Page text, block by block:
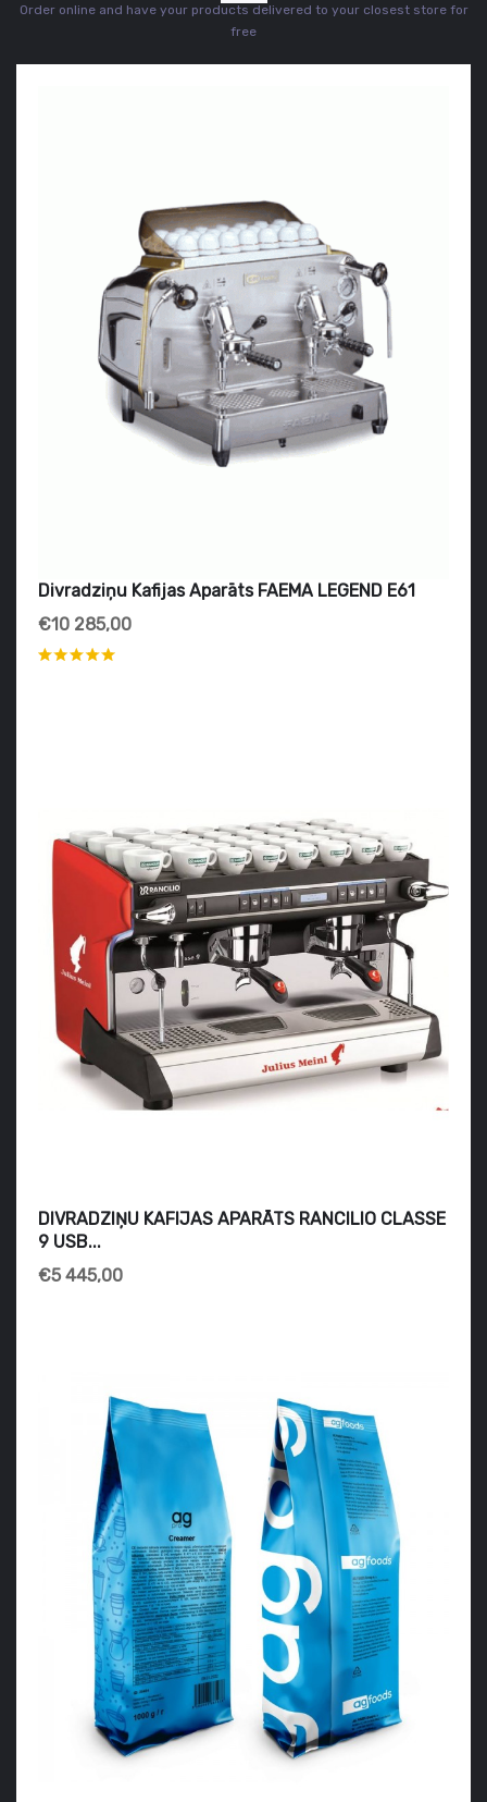
Order online and have your products delivered to your closest store for
free
Divradziņu Kafijas Aparāts FAEMA LEGEND E61
€10 285,00
DIVRADZIŅU KAFIJAS APARĀTS RANCILIO CLASSE
9 USB...
€5 445,00